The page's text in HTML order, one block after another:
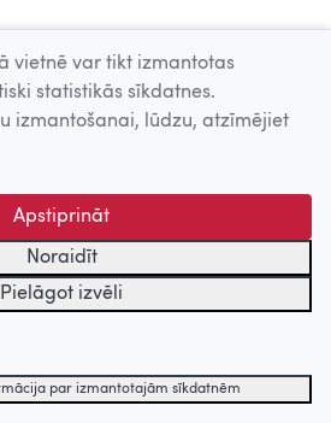
vietnē var tikt izmantotas
statistikās sīkdatnes.
izmantošanai, lūdzu, atzīmējiet
Apstiprināt
Noraidīt
Pielāgot izvēli
par izmantotajām sīkdatnēm